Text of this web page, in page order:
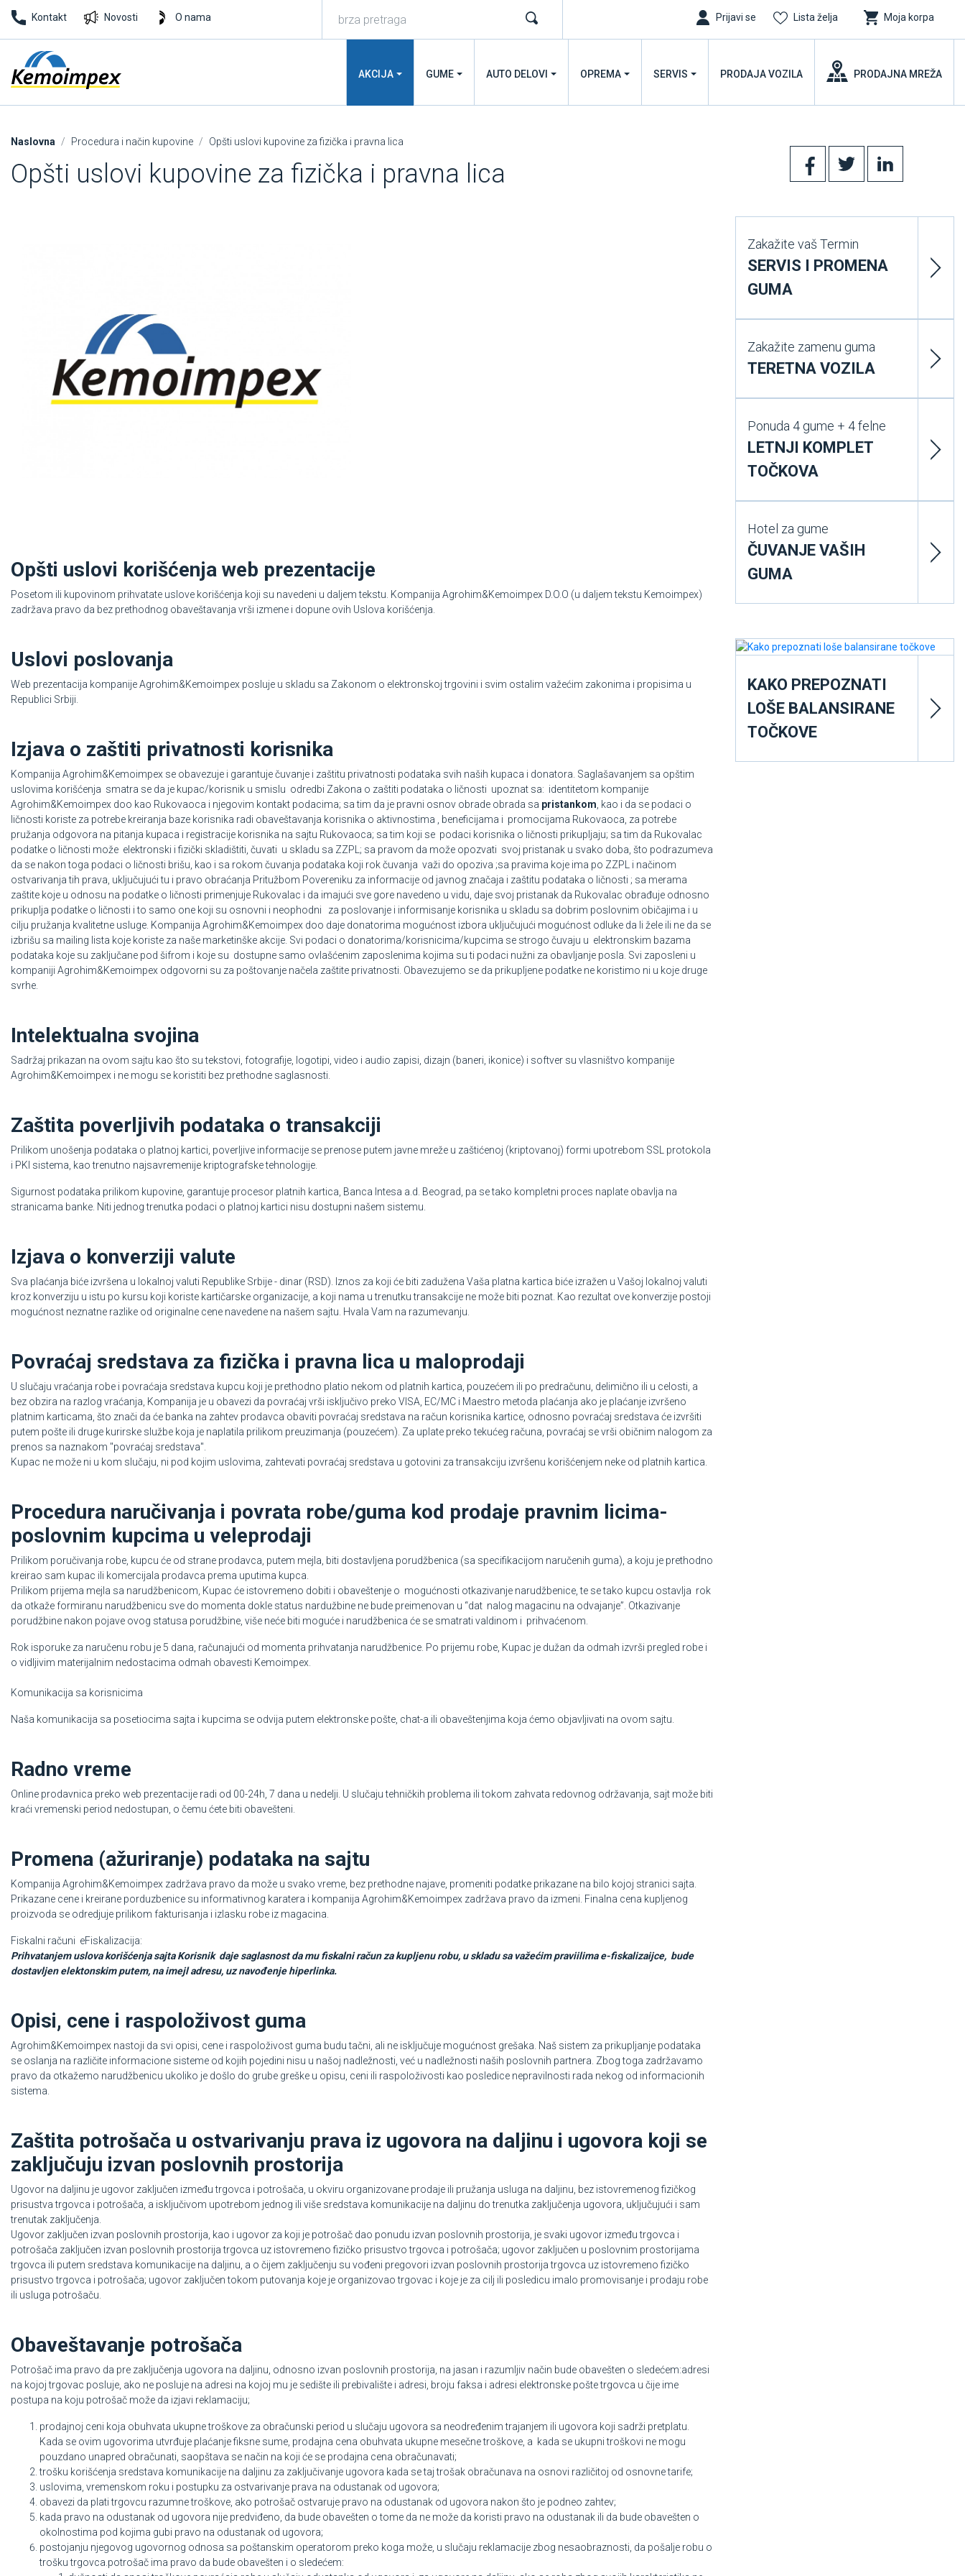
Kontakt Novosti O nama Prijavi se Lista želja Moja korpa
AKCIJA GUME AUTO DELOVI OPREMA SERVIS PRODAJA VOZILA PRODAJNA MREŽA
Naslovna Procedura i način kupovine Opšti uslovi kupovine za fizička i pravna lica
Opšti uslovi kupovine za fizička i pravna lica
Opšti uslovi korišćenja web prezentacije
Posetom ili kupovinom prihvatate uslove korišćenja koji su navedeni u daljem tekstu. Kompanija Agrohim&Kemoimpex D.O.O (u daljem tekstu Kemoimpex)
zadržava pravo da bez prethodnog obaveštavanja vrši izmene i dopune ovih Uslova korišćenja.
Uslovi poslovanja
Web prezentacija kompanije Agrohim&Kemoimpex posluje u skladu sa Zakonom o elektronskoj trgovini i svim ostalim važećim zakonima i propisima u
Republici Srbiji.
Izjava o zaštiti privatnosti korisnika
Kompanija Agrohim&Kemoimpex se obavezuje i garantuje čuvanje i zaštitu privatnosti podataka svih naših kupaca i donatora. Saglašavanjem sa opštim
uslovima korišćenja smatra se da je kupac/korisnik u smislu odredbi Zakona o zaštiti podataka o ličnosti upoznat sa: identitetom kompanije
Agrohim&Kemoimpex doo kao Rukovaoca i njegovim kontakt podacima; sa tim da je pravni osnov obrade obrada sa pristankom , kao i da se podaci o
ličnosti koriste za potrebe kreiranja baze korisnika radi obaveštavanja korisnika o aktivnostima , beneficijama i promocijama Rukovaoca, za potrebe
pružanja odgovora na pitanja kupaca i registracije korisnika na sajtu Rukovaoca; sa tim koji se podaci korisnika o ličnosti prikupljaju; sa tim da Rukovalac
podatke o ličnosti može elektronski i fizički skladištiti, čuvati u skladu sa ZZPL; sa pravom da može opozvati svoj pristanak u svako doba, što podrazumeva
da se nakon toga podaci o ličnosti brišu, kao i sa rokom čuvanja podataka koji rok čuvanja važi do opoziva ;sa pravima koje ima po ZZPL i načinom
ostvarivanja tih prava, uključujući tu i pravo obraćanja Pritužbom Povereniku za informacije od javnog značaja i zaštitu podataka o ličnosti ; sa merama
zaštite koje u odnosu na podatke o ličnosti primenjuje Rukovalac i da imajući sve gore navedeno u vidu, daje svoj pristanak da Rukovalac obrađuje odnosno
prikuplja podatke o ličnosti i to samo one koji su osnovni i neophodni za poslovanje i informisanje korisnika u skladu sa dobrim poslovnim običajima i u
cilju pružanja kvalitetne usluge. Kompanija Agrohim&Kemoimpex doo daje donatorima mogućnost izbora uključujući mogućnost odluke da li žele ili ne da se
izbrišu sa mailing lista koje koriste za naše marketinške akcije. Svi podaci o donatorima/korisnicima/kupcima se strogo čuvaju u elektronskim bazama
podataka koje su zaključane pod šifrom i koje su dostupne samo ovlašćenim zaposlenima kojima su ti podaci nužni za obavljanje posla. Svi zaposleni u
kompaniji Agrohim&Kemoimpex odgovorni su za poštovanje načela zaštite privatnosti. Obavezujemo se da prikupljene podatke ne koristimo ni u koje druge
svrhe.
Intelektualna svojina
Sadržaj prikazan na ovom sajtu kao što su tekstovi, fotografije, logotipi, video i audio zapisi, dizajn (baneri, ikonice) i softver su vlasništvo kompanije
Agrohim&Kemoimpex i ne mogu se koristiti bez prethodne saglasnosti.
Zaštita poverljivih podataka o transakciji
Prilikom unošenja podataka o platnoj kartici, poverljive informacije se prenose putem javne mreže u zaštićenoj (kriptovanoj) formi upotrebom SSL protokola
i PKI sistema, kao trenutno najsavremenije kriptografske tehnologije.
Sigurnost podataka prilikom kupovine, garantuje procesor platnih kartica, Banca Intesa a.d. Beograd, pa se tako kompletni proces naplate obavlja na
stranicama banke. Niti jednog trenutka podaci o platnoj kartici nisu dostupni našem sistemu.
Izjava o konverziji valute
Sva plaćanja biće izvršena u lokalnoj valuti Republike Srbije - dinar (RSD). Iznos za koji će biti zadužena Vaša platna kartica biće izražen u Vašoj lokalnoj valuti
kroz konverziju u istu po kursu koji koriste kartičarske organizacije, a koji nama u trenutku transakcije ne može biti poznat. Kao rezultat ove konverzije postoji
mogućnost neznatne razlike od originalne cene navedene na našem sajtu. Hvala Vam na razumevanju.
Povraćaj sredstava za fizička i pravna lica u maloprodaji
U slučaju vraćanja robe i povraćaja sredstava kupcu koji je prethodno platio nekom od platnih kartica, pouzećem ili po predračunu, delimično ili u celosti, a
bez obzira na razlog vraćanja, Kompanija je u obavezi da povraćaj vrši isključivo preko VISA, EC/MC i Maestro metoda plaćanja ako je plaćanje izvršeno
platnim karticama, što znači da će banka na zahtev prodavca obaviti povraćaj sredstava na račun korisnika kartice, odnosno povraćaj sredstava će izvršiti
putem pošte ili druge kurirske službe koja je naplatila prilikom preuzimanja (pouzećem). Za uplate preko tekućeg računa, povraćaj se vrši običnim nalogom za
prenos sa naznakom "povraćaj sredstava".
Kupac ne može ni u kom slučaju, ni pod kojim uslovima, zahtevati povraćaj sredstava u gotovini za transakciju izvršenu korišćenjem neke od platnih kartica.
Procedura naručivanja i povrata robe/guma kod prodaje pravnim licima-
poslovnim kupcima u veleprodaji
Prilikom poručivanja robe, kupcu će od strane prodavca, putem mejla, biti dostavljena porudžbenica (sa specifikacijom naručenih guma), a koju je prethodno
kreirao sam kupac ili komercijala prodavca prema uputima kupca.
Prilikom prijema mejla sa narudžbenicom, Kupac će istovremeno dobiti i obaveštenje o mogućnosti otkazivanje narudžbenice, te se tako kupcu ostavlja rok
da otkaže formiranu narudžbenicu sve do momenta dokle status nardužbine ne bude preimenovan u “dat nalog magacinu na odvajanje”. Otkazivanje
porudžbine nakon pojave ovog statusa porudžbine, više neće biti moguće i narudžbenica će se smatrati valdinom i prihvaćenom.
Rok isporuke za naručenu robu je 5 dana, računajući od momenta prihvatanja narudžbenice. Po prijemu robe, Kupac je dužan da odmah izvrši pregled robe i
o vidljivim materijalnim nedostacima odmah obavesti Kemoimpex.
Komunikacija sa korisnicima
Naša komunikacija sa posetiocima sajta i kupcima se odvija putem elektronske pošte, chat-a ili obaveštenjima koja ćemo objavljivati na ovom sajtu.
Radno vreme
Online prodavnica preko web prezentacije radi od 00-24h, 7 dana u nedelji. U slučaju tehničkih problema ili tokom zahvata redovnog održavanja, sajt može biti
kraći vremenski period nedostupan, o čemu ćete biti obavešteni.
Promena (ažuriranje) podataka na sajtu
Kompanija Agrohim&Kemoimpex zadržava pravo da može u svako vreme, bez prethodne najave, promeniti podatke prikazane na bilo kojoj stranici sajta.
Prikazane cene i kreirane porduzbenice su informativnog karatera i kompanija Agrohim&Kemoimpex zadržava pravo da izmeni. Finalna cena kupljenog
proizvoda se odredjuje prilikom fakturisanja i izlasku robe iz magacina.
Fiskalni računi eFiskalizacija:
Prihvatanjem uslova korišćenja sajta Korisnik daje saglasnost da mu fiskalni račun za kupljenu robu, u skladu sa važećim praviilima e-fiskalizaijce, bude
dostavljen elektonskim putem, na imejl adresu, uz navođenje hiperlinka.
Opisi, cene i raspoloživost guma
Agrohim&Kemoimpex nastoji da svi opisi, cene i raspoloživost guma budu tačni, ali ne isključuje mogućnost grešaka. Naš sistem za prikupljanje podataka
se oslanja na različite informacione sisteme od kojih pojedini nisu u našoj nadležnosti, već u nadležnosti naših poslovnih partnera. Zbog toga zadržavamo
pravo da otkažemo narudžbenicu ukoliko je došlo do grube greške u opisu, ceni ili raspoloživosti kao posledice nepravilnosti rada nekog od informacionih
sistema.
Zaštita potrošača u ostvarivanju prava iz ugovora na daljinu i ugovora koji se
zaključuju izvan poslovnih prostorija
Ugovor na daljinu je ugovor zaključen između trgovca i potrošača, u okviru organizovane prodaje ili pružanja usluga na daljinu, bez istovremenog fizičkog
prisustva trgovca i potrošača, a isključivom upotrebom jednog ili više sredstava komunikacije na daljinu do trenutka zaključenja ugovora, uključujući i sam
trenutak zaključenja.
Ugovor zaključen izvan poslovnih prostorija, kao i ugovor za koji je potrošač dao ponudu izvan poslovnih prostorija, je svaki ugovor između trgovca i
potrošača zaključen izvan poslovnih prostorija trgovca uz istovremeno fizičko prisustvo trgovca i potrošača; ugovor zaključen u poslovnim prostorijama
trgovca ili putem sredstava komunikacije na daljinu, a o čijem zaključenju su vođeni pregovori izvan poslovnih prostorija trgovca uz istovremeno fizičko
prisustvo trgovca i potrošača; ugovor zaključen tokom putovanja koje je organizovao trgovac i koje je za cilj ili posledicu imalo promovisanje i prodaju robe
ili usluga potrošaču.
Obaveštavanje potrošača
Potrošač ima pravo da pre zaključenja ugovora na daljinu, odnosno izvan poslovnih prostorija, na jasan i razumljiv način bude obavešten o sledećem:adresi
na kojoj trgovac posluje, ako ne posluje na adresi na kojoj mu je sedište ili prebivalište i adresi, broju faksa i adresi elektronske pošte trgovca u čije ime
postupa na koju potrošač može da izjavi reklamaciju;
prodajnoj ceni koja obuhvata ukupne troškove za obračunski period u slučaju ugovora sa neodređenim trajanjem ili ugovora koji sadrži pretplatu.
Kada se ovim ugovorima utvrđuje plaćanje fiksne sume, prodajna cena obuhvata ukupne mesečne troškove, a kada se ukupni troškovi ne mogu
pouzdano unapred obračunati, saopštava se način na koji će se prodajna cena obračunavati;
trošku korišćenja sredstava komunikacije na daljinu za zaključivanje ugovora kada se taj trošak obračunava na osnovi različitoj od osnovne tarife;
uslovima, vremenskom roku i postupku za ostvarivanje prava na odustanak od ugovora;
obavezi da plati trgovcu razumne troškove, ako potrošač ostvaruje pravo na odustanak od ugovora nakon što je podneo zahtev;
kada pravo na odustanak od ugovora nije predviđeno, da bude obavešten o tome da ne može da koristi pravo na odustanak ili da bude obavešten o
okolnostima pod kojima gubi pravo na odustanak od ugovora;
postojanju njegovog ugovornog odnosa sa poštanskim operatorom preko koga može, u slučaju reklamacije zbog nesaobraznosti, da pošalje robu o
trošku trgovca.potrošač ima pravo da bude obavešten i o sledećem:
Zakažite vaš Termin
SERVIS I PROMENA
GUMA
Zakažite zamenu guma
TERETNA VOZILA
Ponuda 4 gume + 4 felne
LETNJI KOMPLET
TOČKOVA
Hotel za gume
ČUVANJE VAŠIH
GUMA
KAKO PREPOZNATI
LOŠE BALANSIRANE
TOČKOVE